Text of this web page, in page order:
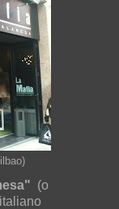
(o